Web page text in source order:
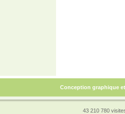
Conception graphique
43 210 780